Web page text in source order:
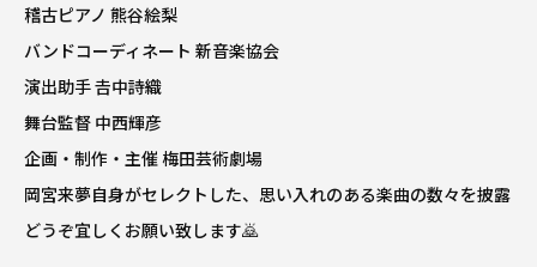
稽古ピアノ 熊谷絵梨
バンドコーディネート 新音楽協会
演出助手 𠮷中詩織
舞台監督 中西輝彦
企画・制作・主催 梅田芸術劇場
岡宮来夢自身がセレクトした、思い入れのある楽曲の数々を披露
どうぞ宜しくお願い致します🙇